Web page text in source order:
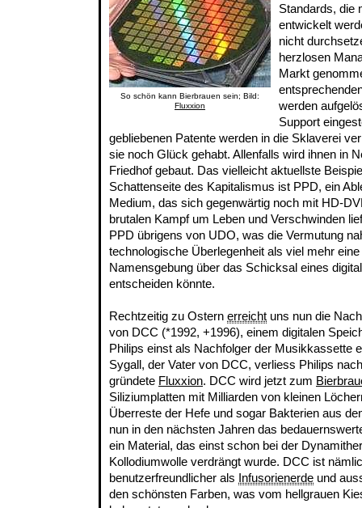
So schön kann Bierbrauen sein; Bild:
Fluxxion
Standards, die
entwickelt
nicht
herzlosen
Markt
werden
Support
gebliebenen Patente werden in die Sklaverei
sie noch Glück gehabt. Allenfalls wird ihnen in
Friedhof gebaut. Das vielleicht aktuellste
Schattenseite des Kapitalismus ist PPD, ein
Medium, das sich gegenwärtig noch mit HD-
brutalen Kampf um Leben und Verschwinden
PPD übrigens von UDO, was die Vermutung
technologische Überlegenheit als viel mehr
Namensgebung über das Schicksal eines
entscheiden könnte.
Rechtzeitig zu Ostern erreicht uns nun die
von DCC (*1992, +1996), einem digitalen
Philips einst als Nachfolger der Musikkassette
Sygall, der Vater von DCC, verliess Philips
gründete Fluxxion. DCC wird jetzt zum
Siliziumplatten mit Milliarden von kleinen
Überreste der Hefe und sogar Bakterien aus
nun in den nächsten Jahren das
ein Material, das einst schon bei der
Kollodiumwolle verdrängt wurde. DCC ist
benutzerfreundlicher als Infusorienerde und
den schönsten Farben, was vom hellgrauen